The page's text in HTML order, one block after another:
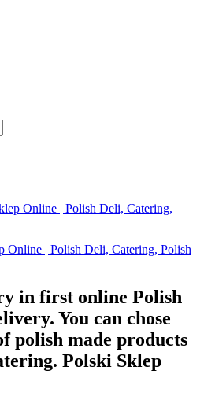
Online | Polish Deli, Catering, Polish
in first online Polish
You can chose
polish made products
Polski Sklep